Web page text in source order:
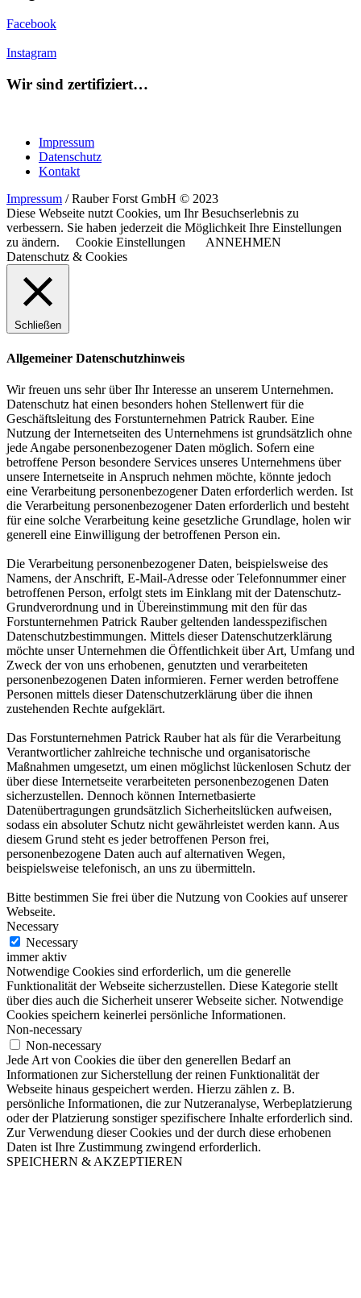
Facebook
Instagram
Wir sind zertifiziert…
Impressum
Datenschutz
Kontakt
Impressum / Rauber Forst GmbH © 2023
Diese Webseite nutzt Cookies, um Ihr Besuchserlebnis zu
verbessern. Sie haben jederzeit die Möglichkeit Ihre Einstellungen
zu ändern.
Cookie Einstellungen
ANNEHMEN
Datenschutz & Cookies
Schließen
Allgemeiner Datenschutzhinweis
Wir freuen uns sehr über Ihr Interesse an unserem Unternehmen.
Datenschutz hat einen besonders hohen Stellenwert für die
Geschäftsleitung des Forstunternehmen Patrick Rauber. Eine
Nutzung der Internetseiten des Unternehmens ist grundsätzlich ohne
jede Angabe personenbezogener Daten möglich. Sofern eine
betroffene Person besondere Services unseres Unternehmens über
unsere Internetseite in Anspruch nehmen möchte, könnte jedoch
eine Verarbeitung personenbezogener Daten erforderlich werden. Ist
die Verarbeitung personenbezogener Daten erforderlich und besteht
für eine solche Verarbeitung keine gesetzliche Grundlage, holen wir
generell eine Einwilligung der betroffenen Person ein.
Die Verarbeitung personenbezogener Daten, beispielsweise des
Namens, der Anschrift, E-Mail-Adresse oder Telefonnummer einer
betroffenen Person, erfolgt stets im Einklang mit der Datenschutz-
Grundverordnung und in Übereinstimmung mit den für das
Forstunternehmen Patrick Rauber geltenden landesspezifischen
Datenschutzbestimmungen. Mittels dieser Datenschutzerklärung
möchte unser Unternehmen die Öffentlichkeit über Art, Umfang und
Zweck der von uns erhobenen, genutzten und verarbeiteten
personenbezogenen Daten informieren. Ferner werden betroffene
Personen mittels dieser Datenschutzerklärung über die ihnen
zustehenden Rechte aufgeklärt.
Das Forstunternehmen Patrick Rauber hat als für die Verarbeitung
Verantwortlicher zahlreiche technische und organisatorische
Maßnahmen umgesetzt, um einen möglichst lückenlosen Schutz der
über diese Internetseite verarbeiteten personenbezogenen Daten
sicherzustellen. Dennoch können Internetbasierte
Datenübertragungen grundsätzlich Sicherheitslücken aufweisen,
sodass ein absoluter Schutz nicht gewährleistet werden kann. Aus
diesem Grund steht es jeder betroffenen Person frei,
personenbezogene Daten auch auf alternativen Wegen,
beispielsweise telefonisch, an uns zu übermitteln.
Bitte bestimmen Sie frei über die Nutzung von Cookies auf unserer
Webseite.
Necessary
Necessary
immer aktiv
Notwendige Cookies sind erforderlich, um die generelle
Funktionalität der Webseite sicherzustellen. Diese Kategorie stellt
über dies auch die Sicherheit unserer Webseite sicher. Notwendige
Cookies speichern keinerlei persönliche Informationen.
Non-necessary
Non-necessary
Jede Art von Cookies die über den generellen Bedarf an
Informationen zur Sicherstellung der reinen Funktionalität der
Webseite hinaus gespeichert werden. Hierzu zählen z. B.
persönliche Informationen, die zur Nutzeranalyse, Werbeplatzierung
oder der Platzierung sonstiger spezifischere Inhalte erforderlich sind.
Zur Verwendung dieser Cookies und der durch diese erhobenen
Daten ist Ihre Zustimmung zwingend erforderlich.
SPEICHERN & AKZEPTIEREN